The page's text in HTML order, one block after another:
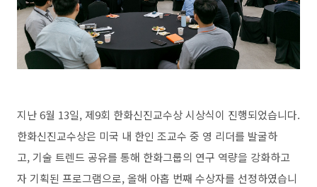
지난 6월 13일, 제9회 한화신진교수상 시상식이 진행되었습니다.
한화신진교수상은 미국 내 한인 조교수 중 영 리더를 발굴하
고, 기술 트렌드 공유를 통해 한화그룹의 연구 역량을 강화하고
자 기획된 프로그램으로, 올해 아홉 번째 수상자를 선정하였습니